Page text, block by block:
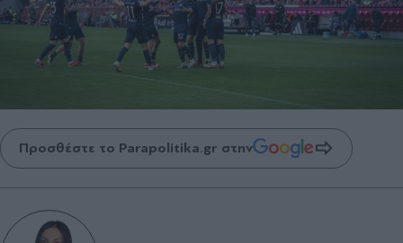
Προσθέστε το Parapolitika.gr στην